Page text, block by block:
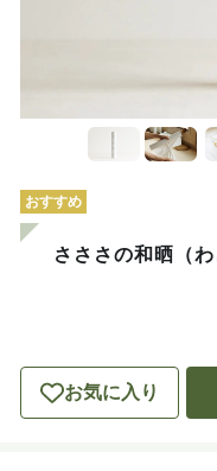
おすすめ
さささの和晒（
お気に入り